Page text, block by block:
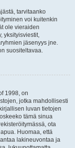
tarvitaanko
voi kuitenkin
ole vieraiden
yksityisviestit,
jäsenyys jne.
suositeltavaa.
1998, on
jotka mahdollisesti
luvan tietojen
tämä sinua
ota
Huomaa, että
lakineuvontaa ja